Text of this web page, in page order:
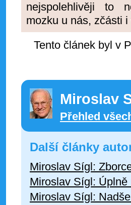
nejspolehlivěji to
mozku u nás, zčásti i
Tento článek byl v
Miroslav
Přehled
Další články
Miroslav Sígl:
Miroslav Sígl:
Miroslav Sígl: